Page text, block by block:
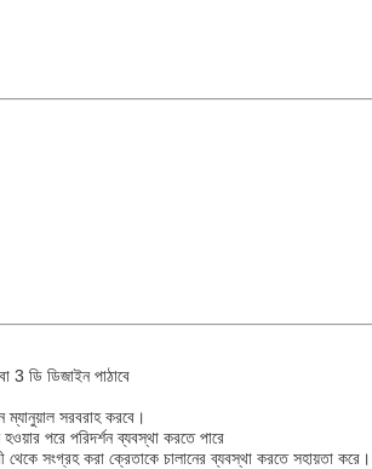
3 ডি ডিজাইন পাঠাবে
ম্যানুয়াল সরবরাহ করবে।
পরে পরিদর্শন ব্যবস্থা করতে পারে
থেকে সংগ্রহ করা ক্রেতাকে চালানের ব্যবস্থা করতে সহায়তা করে।